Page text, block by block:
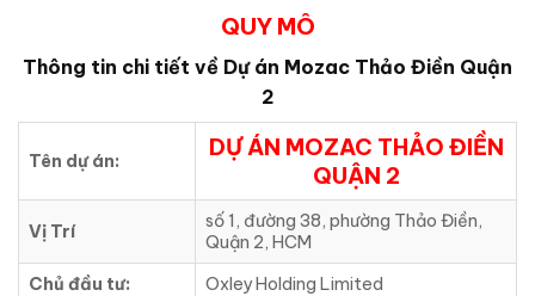
QUY MÔ
Thông tin chi tiết về Dự án Mozac Thảo Điền Quận
2
Tên dự án:
DỰ ÁN MOZAC THẢO ĐIỀN
QUẬN 2
Vị Trí
số 1, đường 38, phường Thảo Điền,
Quận 2, HCM
Chủ đầu tư:
Oxley Holding Limited